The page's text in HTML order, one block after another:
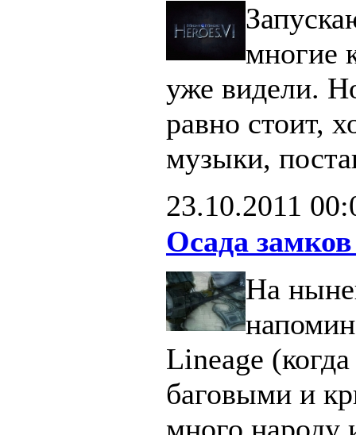
многие
уже видели.
равно стоит,
музыки,
23.10.2011
Осада замков
На
Lineage
баговыми и